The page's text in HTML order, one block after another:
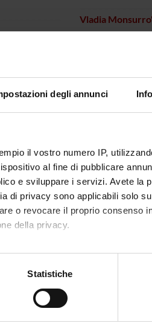
degli annunci
il vostro numero IP,
al fine di pubblicare
e sviluppare i servizi. Avete la
di privacy sono applicabili solo
o revocare il proprio consenso
della privacy.
un'approssimazione di qualche
Statistiche
Vladia Monsurro'
Silvia Sartoris
AUTHORS
Donadelli, Massimo; Dando, Ilaria;